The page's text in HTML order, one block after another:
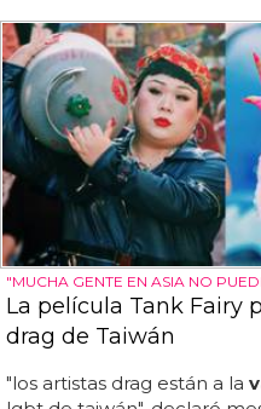
"MUCHA GENTE EN ASIA NO
La película Tank Fairy
drag de Taiwán
"los artistas drag están a la